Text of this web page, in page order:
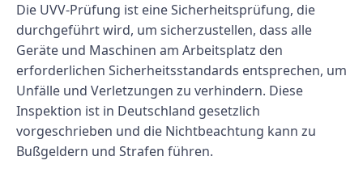
Die UVV-Prüfung ist eine Sicherheitsprüfung, die
durchgeführt wird, um sicherzustellen, dass alle
Geräte und Maschinen am Arbeitsplatz den
erforderlichen Sicherheitsstandards entsprechen, um
Unfälle und Verletzungen zu verhindern. Diese
Inspektion ist in Deutschland gesetzlich
vorgeschrieben und die Nichtbeachtung kann zu
Bußgeldern und Strafen führen.